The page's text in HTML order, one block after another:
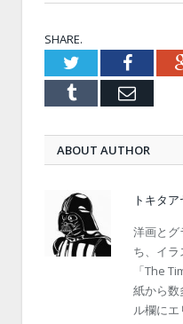
SHARE.
Twitter
Tumblr Email
ABOUT AUTHOR
トキタア
洋画とグ
ち、イ
「The
紙から数
ル欄に